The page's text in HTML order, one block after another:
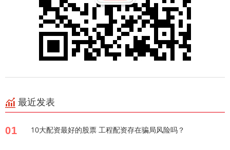
最近发表
01 10大配资最好的股票 工程配资存在骗局风险吗？